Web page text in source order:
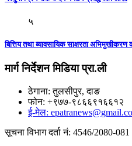
५
बित्तिय तथा ब्यावसायिक साक्षरता अभिमुखीकरण
मार्ग निर्देशन मिडिया प्रा.ली
ठेगाना: तुलसीपुर, दाङ
फोन: +९७७-९८६६९१६६१२
ई-मेल:
सूचना विभाग दर्ता नं: 4546/2080-081